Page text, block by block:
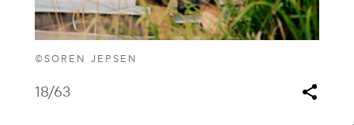
©SOREN JEPSEN
18/63